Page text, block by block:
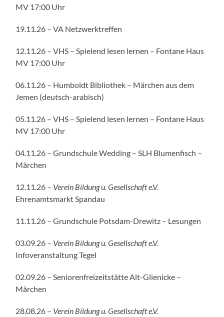
MV 17:00 Uhr
19.11.26 – VA Netzwerktreffen
12.11.26 – VHS – Spielend lesen lernen – Fontane Haus
MV 17:00 Uhr
06.11.26 – Humboldt Bibliothek – Märchen aus dem
Jemen (deutsch-arabisch)
05.11.26 – VHS – Spielend lesen lernen – Fontane Haus
MV 17:00 Uhr
04.11.26 – Grundschule Wedding – SLH Blumenfisch –
Märchen
12.11.26 – Verein Bildung u. Gesellschaft e.V.
Ehrenamtsmarkt Spandau
11.11.26 – Grundschule Potsdam-Drewitz – Lesungen
03.09.26 – Verein Bildung u. Gesellschaft e.V.
Infoveranstaltung Tegel
02.09.26 – Seniorenfreizeitstätte Alt-Glienicke –
Märchen
28.08.26 – Verein Bildung u. Gesellschaft e.V.